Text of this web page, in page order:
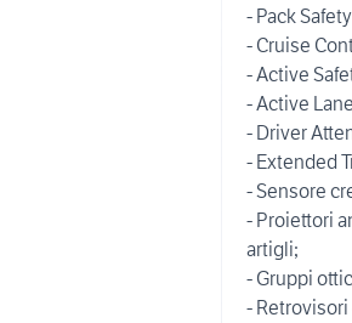
- Pack
- Cruise
- Active
- Active
- Driver
- Extended
- Sensore
- Proiettori
artigli;
- Gruppi
-